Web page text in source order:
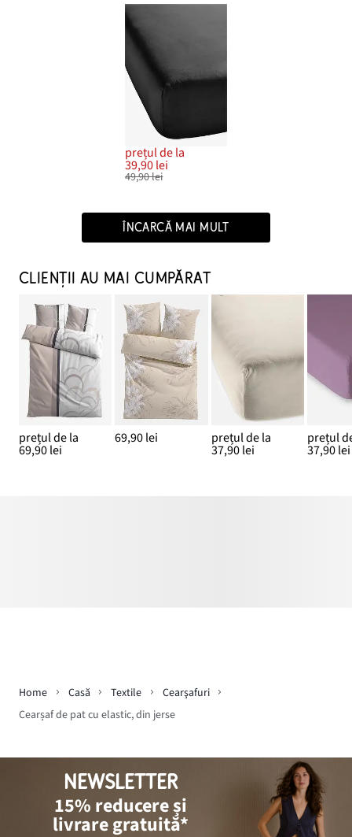
prețul de la
39,90 lei
49,90 lei
ÎNCARCĂ MAI MULT
CLIENȚII AU MAI CUMPĂRAT
prețul de la
69,90 lei
69,90 lei prețul de la
37,90 lei
prețul
37,90 lei
Home Casă Textile
Cearşafuri
Cearșaf de pat cu elastic, din jerse
NEWSLETTER
15% reducere și
livrare gratuită*